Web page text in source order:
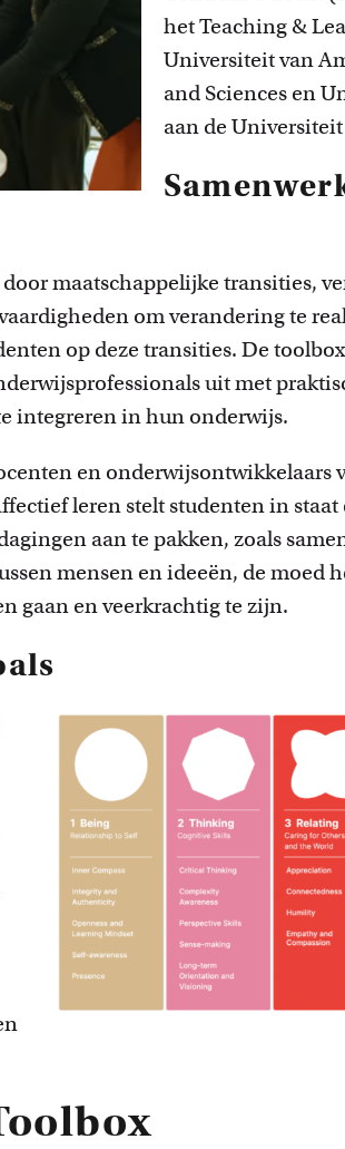
het Teaching &
Universiteit van
and Sciences en
aan de
maatschappelijke transities,
om verandering te
op deze transities. De
uit met
integreren in hun onderwijs.
en onderwijsontwikkelaars
leren stelt studenten in staat
aan te pakken, zoals
mensen en ideeën, de moed
gaan en veerkrachtig te zijn.